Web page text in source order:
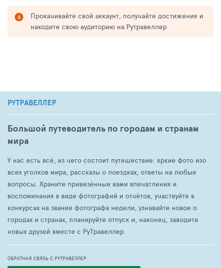
Прокачивайте свой аккаунт, получайте достижения и
находите свою аудиторию на Рутравеллер
РУТРАВЕЛЛЕР
Большой путеводитель по городам и странам
мира
У нас есть всё, из чего состоит путешествие: яркие фото изо
всех уголков мира, рассказы о поездках, ответы на любые
вопросы. Храните привезённые вами впечатления и
воспоминания в виде фотографий и отчётов, участвуйте в
конкурсах на звание фотографа недели, узнавайте новое о
городах и странах, планируйте отпуск и, наконец, заводите
новых друзей вместе с РуТравеллер.
ОБРАТНАЯ СВЯЗЬ С РУТРАВЕЛЛЕР